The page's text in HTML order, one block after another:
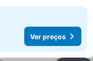
Ver preços